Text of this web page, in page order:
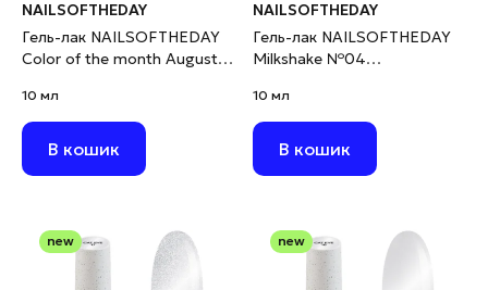
NAILSOFTHEDAY
Гель-лак NAILSOFTHEDAY
Color of the month August
та шимером, 10 мл
10 мл
В кошик
NAILSOFTHEDAY
Гель-лак NAILSOFTHEDAY
Milkshake №04
10 мл
10 мл
В кошик
new new